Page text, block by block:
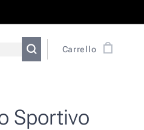
Carrello
Sportivo